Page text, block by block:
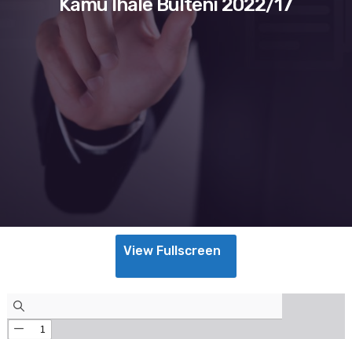
Kamu İhale Bülteni 2022/17
View Fullscreen